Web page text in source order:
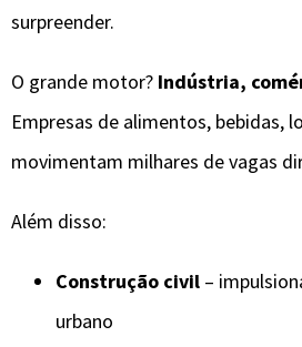
surpreender.
O grande motor? Indústria,
Empresas de alimentos, bebidas,
movimentam milhares de vagas
Além disso:
Construção civil –
urbano